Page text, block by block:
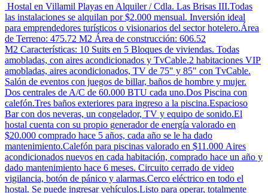
Hostal en Villamil Playas en Alquiler / Cdla. Las Brisas III.Todas
las instalaciones se alquilan por $2.000 mensual. Inversión ideal
para emprendedores turísticos o visionarios del sector hotelero.Área
de Terreno: 475.72 M2 Área de construcción: 606.52
M2 Características: 10 Suits en 5 Bloques de viviendas. Todas
amobladas, con aires acondicionados y TvCable.2 habitaciones VIP
amobladas, aires acondicionados, TV de 75" y 85" con TvCable.
Salón de eventos con juegos de billar, baños de hombre y mujer.
Dos centrales de A/C de 60.000 BTU cada uno.Dos Piscina con
calefón.Tres baños exteriores para ingreso a la piscina.Espacioso
Bar con dos neveras, un congelador, TV y equipo de sonido.El
hostal cuenta con su propio generador de energía valorado en
$20.000 comprado hace 5 años, cada año se le ha dado
mantenimiento.Calefón para piscinas valorado en $11.000 Aires
acondicionados nuevos en cada habitación, comprado hace un año y
dado mantenimiento hace 6 meses. Circuito cerrado de video
vigilancia, botón de pánico y alarmas.Cerco eléctrico en todo el
hostal. Se puede ingresar vehículos.Listo para operar, totalmente